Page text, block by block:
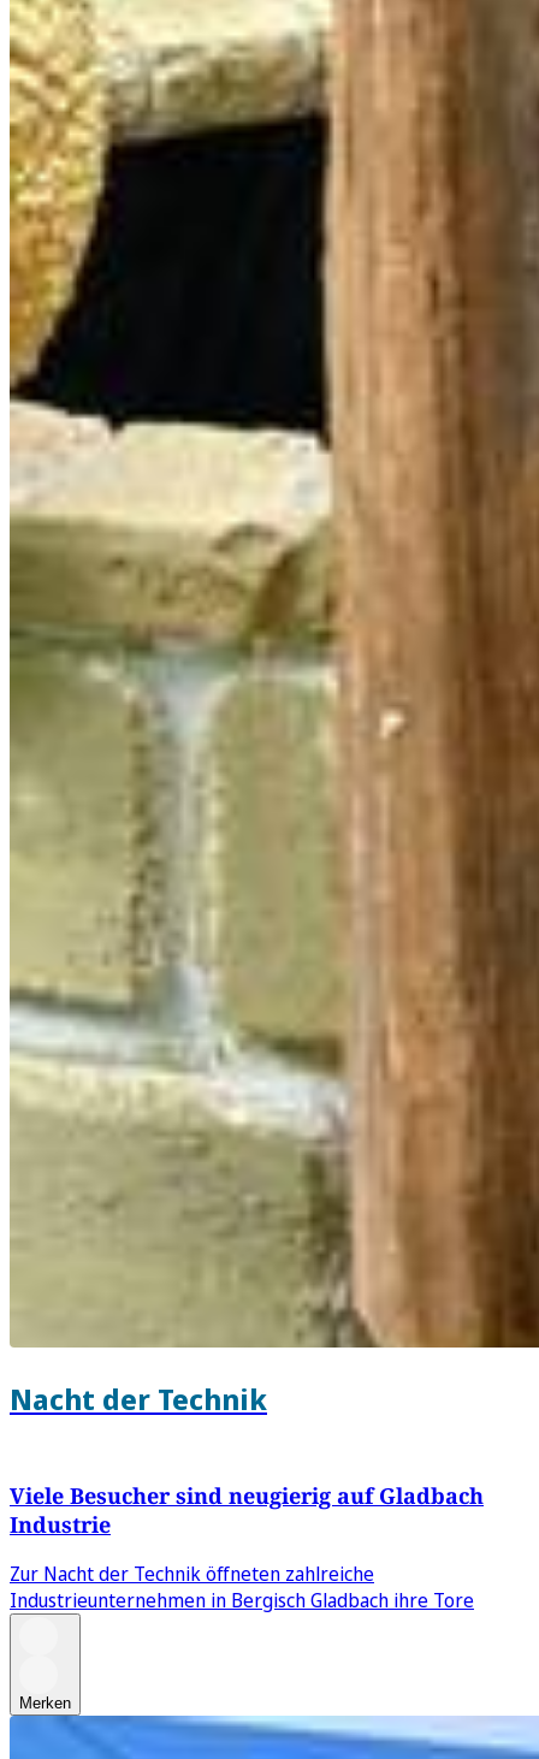
Nacht der Technik
Viele Besucher sind neugierig auf Gladbach
Industrie
Zur Nacht der Technik öffneten zahlreiche
Industrieunternehmen in Bergisch Gladbach ihre Tore
Merken